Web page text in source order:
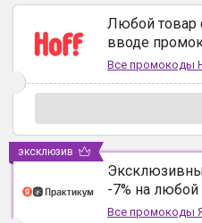
Любой товар
вводе
Все промокоды
-7% на
Все промокоды
эксклюзив